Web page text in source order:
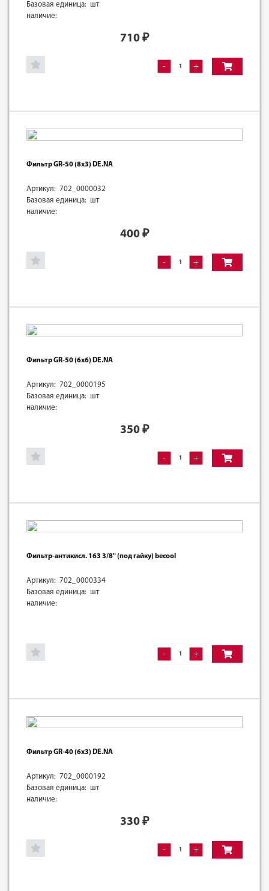
Базовая единица: шт
наличие:
710 ₽
- +
Фильтр GR-50 (8х3) DE.NA
Артикул: 702_0000032
Базовая единица: шт
наличие:
400 ₽
- +
Фильтр GR-50 (6х6) DE.NA
Артикул: 702_0000195
Базовая единица: шт
наличие:
350 ₽
- +
Фильтр-антикисл. 163 3/8" (под гайку) becool
Артикул: 702_0000334
Базовая единица: шт
наличие:
- +
Фильтр GR-40 (6х3) DE.NA
Артикул: 702_0000192
Базовая единица: шт
наличие:
330 ₽
- +